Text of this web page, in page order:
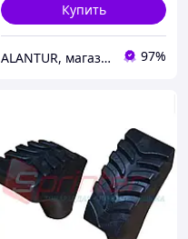
Купить
ALANTUR, магазин туристичного спорядження та велосипедів 97%